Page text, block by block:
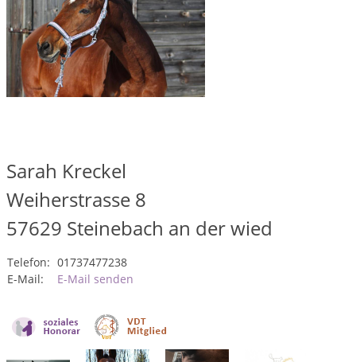
Sarah Kreckel
Weiherstrasse 8
57629 Steinebach an der wied
Telefon: 01737477238
E-Mail:
E-Mail senden